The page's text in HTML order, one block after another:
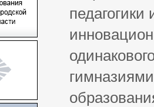
педагогики